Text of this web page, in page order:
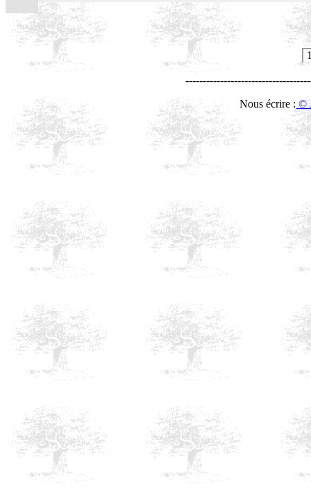
Nous écrire : ©